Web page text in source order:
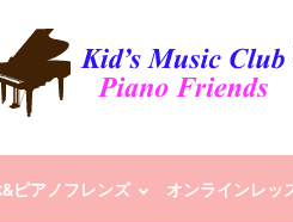
ピアノフレンズ オンラインレッ